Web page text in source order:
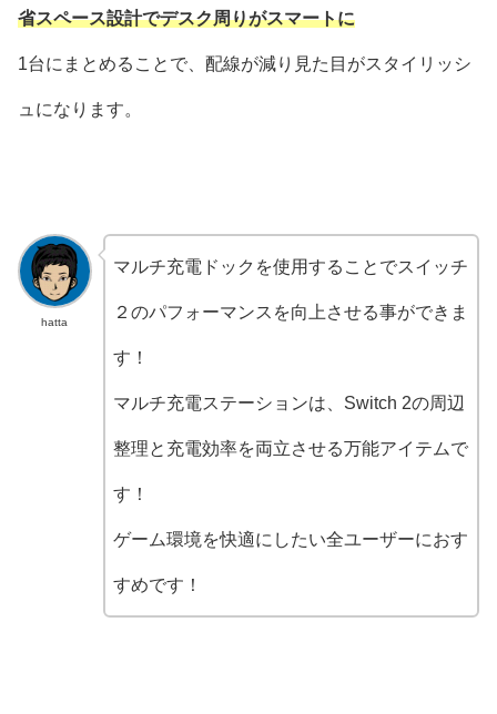
省スペース設計でデスク周りがスマートに
1台にまとめることで、配線が減り見た目がスタイリッシ
ュになります。
hatta
マルチ充電ドックを使用することでスイッチ
２のパフォーマンスを向上させる事ができま
す！
マルチ充電ステーションは、Switch 2の周辺
整理と充電効率を両立させる万能アイテムで
す！
ゲーム環境を快適にしたい全ユーザーにおす
すめです！